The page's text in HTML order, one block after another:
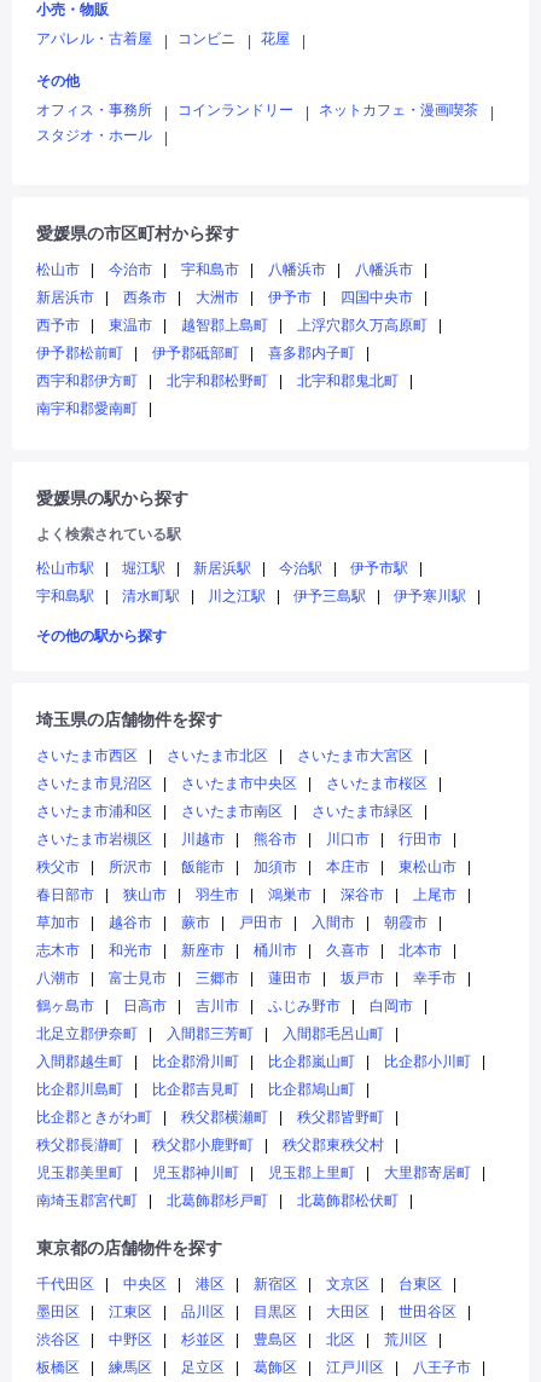
小売・物販
アパレル・古着屋
コンビニ 花屋
その他
オフィス・事務所
コインランドリー ネットカフェ・漫画喫茶
スタジオ・ホール
愛媛県の市区町村から探す
松山市 今治市 宇和島市 八幡浜市
八幡浜市
新居浜市
西条市 大洲市 伊予市
四国中央市
西予市
東温市 越智郡上島町
上浮穴郡久万高原町
伊予郡松前町
伊予郡砥部町
喜多郡内子町
西宇和郡伊方町
北宇和郡松野町
北宇和郡鬼北町
南宇和郡愛南町
愛媛県の駅から探す
よく検索されている駅
松山市駅
堀江駅 新居浜駅 今治駅
伊予市駅
宇和島駅
清水町駅 川之江駅 伊予三島駅 伊予寒川駅
その他の駅から探す
埼玉県の店舗物件を探す
さいたま市西区 さいたま市北区
さいたま市大宮区
さいたま市見沼区
さいたま市中央区
さいたま市桜区
さいたま市浦和区
さいたま市南区
さいたま市緑区
さいたま市岩槻区
川越市 熊谷市 川口市
行田市
秩父市
所沢市 飯能市 加須市 本庄市
東松山市
春日部市
狭山市 羽生市 鴻巣市 深谷市
上尾市
草加市
越谷市 蕨市 戸田市 入間市
朝霞市
志木市
和光市 新座市 桶川市 久喜市
北本市
八潮市
富士見市 三郷市 蓮田市 坂戸市
幸手市
鶴ヶ島市
日高市 吉川市 ふじみ野市
白岡市
北足立郡伊奈町
入間郡三芳町
入間郡毛呂山町
入間郡越生町
比企郡滑川町 比企郡嵐山町
比企郡小川町
比企郡川島町
比企郡吉見町
比企郡鳩山町
比企郡ときがわ町
秩父郡横瀬町
秩父郡皆野町
秩父郡長瀞町
秩父郡小鹿野町
秩父郡東秩父村
児玉郡美里町
児玉郡神川町 児玉郡上里町
大里郡寄居町
南埼玉郡宮代町
北葛飾郡杉戸町 北葛飾郡松伏町
東京都の店舗物件を探す
千代田区 中央区 港区 新宿区 文京区
台東区
墨田区
江東区 品川区 目黒区 大田区
世田谷区
渋谷区
中野区 杉並区 豊島区 北区
荒川区
板橋区
練馬区 足立区 葛飾区 江戸川区
八王子市